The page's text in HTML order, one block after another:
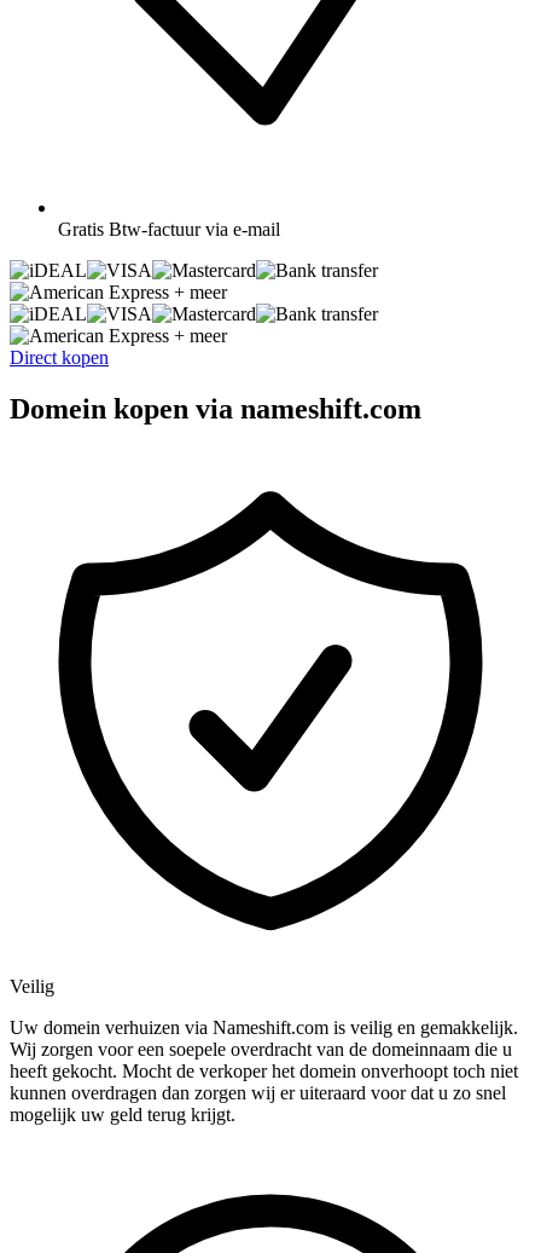
Gratis Btw-factuur via e-mail
+ meer
+ meer
Direct kopen
Domein kopen via nameshift.com
Veilig
Uw domein verhuizen via Nameshift.com is veilig en gemakkelijk.
Wij zorgen voor een soepele overdracht van de domeinnaam die u
heeft gekocht. Mocht de verkoper het domein onverhoopt toch niet
kunnen overdragen dan zorgen wij er uiteraard voor dat u zo snel
mogelijk uw geld terug krijgt.